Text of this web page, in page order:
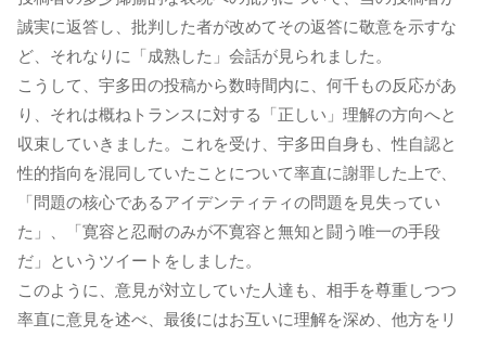
誠実に返答し、批判した者が改めてその返答に敬意を示すな
ど、それなりに「成熟した」会話が見られました。
こうして、宇多田の投稿から数時間内に、何千もの反応があ
り、それは概ねトランスに対する「正しい」理解の方向へと
収束していきました。これを受け、宇多田自身も、性自認と
性的指向を混同していたことについて率直に謝罪した上で、
「問題の核心であるアイデンティティの問題を見失ってい
た」、「寛容と忍耐のみが不寛容と無知と闘う唯一の手段
だ」というツイートをしました。
このように、意見が対立していた人達も、相手を尊重しつつ
率直に意見を述べ、最後にはお互いに理解を深め、他方をリ